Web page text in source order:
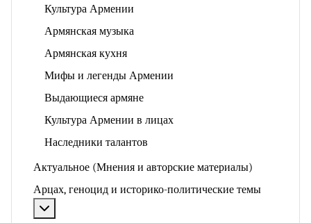
Культура Армении
Армянская музыка
Армянская кухня
Мифы и легенды Армении
Выдающиеся армяне
Культура Армении в лицах
Наследники талантов
Актуальное (Мнения и авторские материалы)
Арцах, геноцид и историко-политические темы